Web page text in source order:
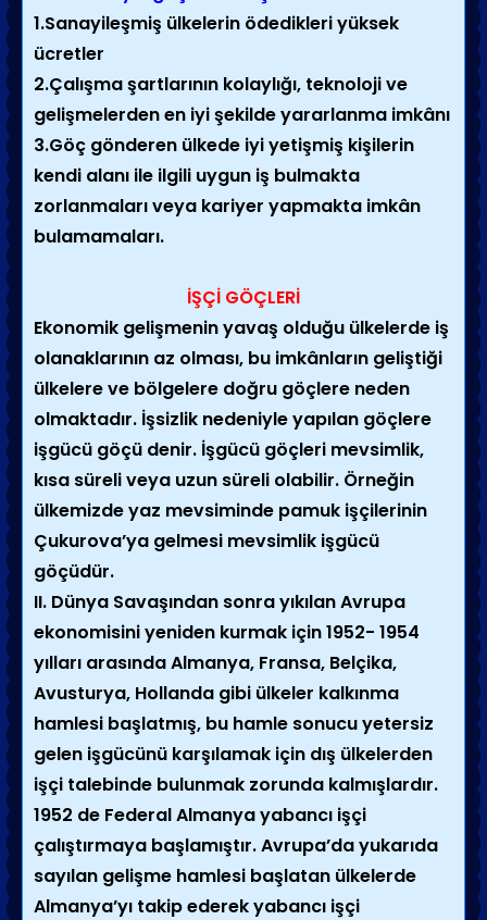
1.Sanayileşmiş ülkelerin ödedikleri yüksek
ücretler
2.Çalışma şartlarının kolaylığı, teknoloji ve
gelişmelerden en iyi şekilde yararlanma imkânı
3.Göç gönderen ülkede iyi yetişmiş kişilerin
kendi alanı ile ilgili uygun iş bulmakta
zorlanmaları veya kariyer yapmakta imkân
bulamamaları.
İŞÇİ GÖÇLERİ
Ekonomik gelişmenin yavaş olduğu ülkelerde iş
olanaklarının az olması, bu imkânların geliştiği
ülkelere ve bölgelere doğru göçlere neden
olmaktadır. İşsizlik nedeniyle yapılan göçlere
işgücü göçü denir. İşgücü göçleri mevsimlik,
kısa süreli veya uzun süreli olabilir. Örneğin
ülkemizde yaz mevsiminde pamuk işçilerinin
Çukurova’ya gelmesi mevsimlik işgücü
göçüdür.
II. Dünya Savaşından sonra yıkılan Avrupa
ekonomisini yeniden kurmak için 1952- 1954
yılları arasında Almanya, Fransa, Belçika,
Avusturya, Hollanda gibi ülkeler kalkınma
hamlesi başlatmış, bu hamle sonucu yetersiz
gelen işgücünü karşılamak için dış ülkelerden
işçi talebinde bulunmak zorunda kalmışlardır.
1952 de Federal Almanya yabancı işçi
çalıştırmaya başlamıştır. Avrupa’da yukarıda
sayılan gelişme hamlesi başlatan ülkelerde
Almanya’yı takip ederek yabancı işçi